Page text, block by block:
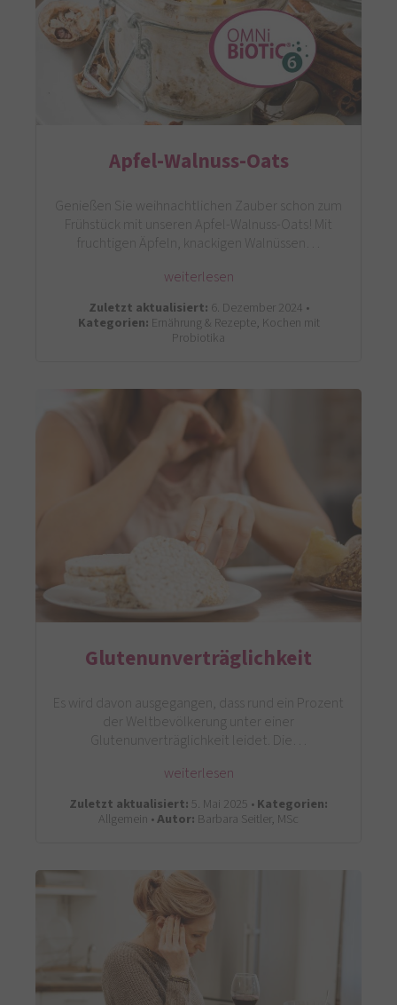
Apfel-Walnuss-Oats
Genießen Sie weihnachtlichen Zauber schon zum
Frühstück mit unseren Apfel-Walnuss-Oats! Mit
fruchtigen Äpfeln, knackigen Walnüssen…
weiterlesen
Zuletzt aktualisiert: 6. Dezember 2024 •
Kategorien: Ernährung & Rezepte, Kochen mit
Probiotika
Glutenunverträglichkeit
Es wird davon ausgegangen, dass rund ein Prozent
der Weltbevölkerung unter einer
Glutenunverträglichkeit leidet. Die…
weiterlesen
Zuletzt aktualisiert: 5. Mai 2025 •Kategorien:
Allgemein •Autor: Barbara Seitler, MSc